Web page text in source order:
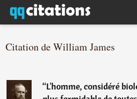
Citation de William James
“L'homme, considéré